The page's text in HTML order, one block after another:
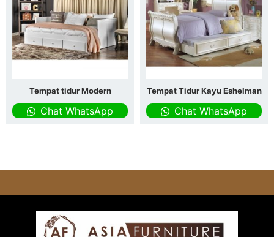
Tempat tidur Modern
Chat WhatsApp
Tempat Tidur Kayu Eshelman
Chat WhatsApp